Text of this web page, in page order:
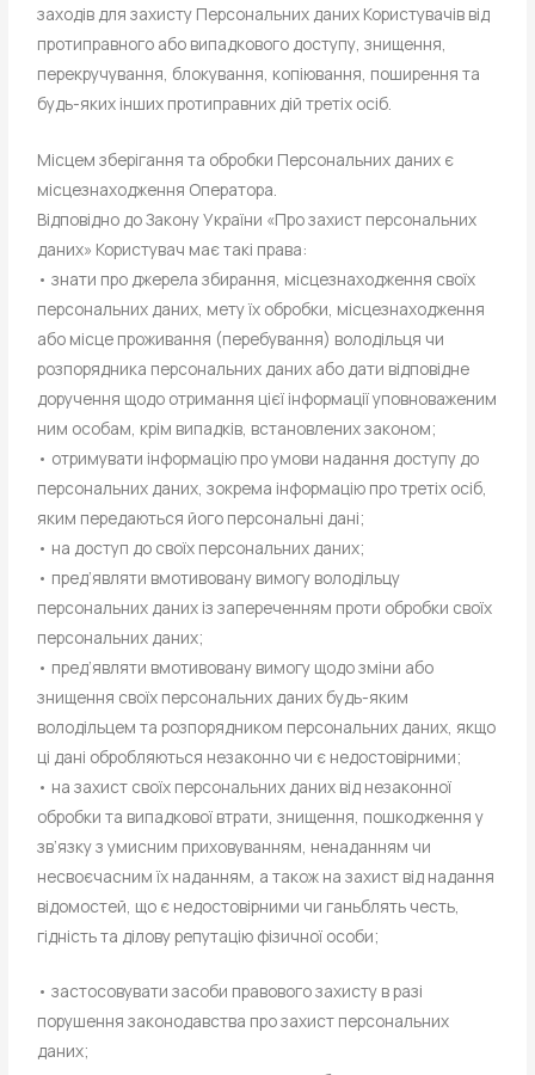
заходів для захисту Персональних даних Користувачів від
протиправного або випадкового доступу, знищення,
перекручування, блокування, копіювання, поширення та
будь-яких інших протиправних дій третіх осіб.
Місцем зберігання та обробки Персональних даних є
місцезнаходження Оператора.
Відповідно до Закону України «Про захист персональних
даних» Користувач має такі права:
• знати про джерела збирання, місцезнаходження своїх
персональних даних, мету їх обробки, місцезнаходження
або місце проживання (перебування) володільця чи
розпорядника персональних даних або дати відповідне
доручення щодо отримання цієї інформації уповноваженим
ним особам, крім випадків, встановлених законом;
• отримувати інформацію про умови надання доступу до
персональних даних, зокрема інформацію про третіх осіб,
яким передаються його персональні дані;
• на доступ до своїх персональних даних;
• пред’являти вмотивовану вимогу володільцу
персональних даних із запереченням проти обробки своїх
персональних даних;
• пред’являти вмотивовану вимогу щодо зміни або
знищення своїх персональних даних будь-яким
володільцем та розпорядником персональних даних, якщо
ці дані обробляються незаконно чи є недостовірними;
• на захист своїх персональних даних від незаконної
обробки та випадкової втрати, знищення, пошкодження у
зв’язку з умисним приховуванням, ненаданням чи
несвоєчасним їх наданням, а також на захист від надання
відомостей, що є недостовірними чи ганьблять честь,
гідність та ділову репутацію фізичної особи;
• застосовувати засоби правового захисту в разі
порушення законодавства про захист персональних
даних;